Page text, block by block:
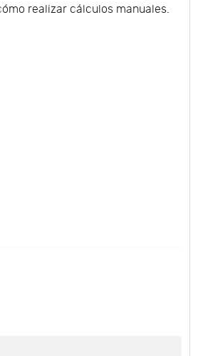
realizar cálculos manuales.